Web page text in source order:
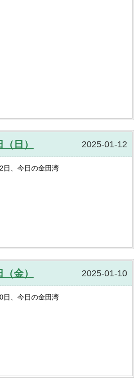
日） 2025-01-12
日、今日の金田湾
金） 2025-01-10
日、今日の金田湾